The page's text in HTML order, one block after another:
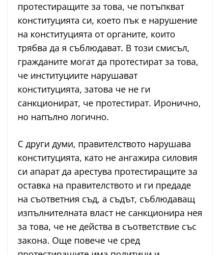
протестиращите за това, че потъпкват
конституцията си, което пък е нарушение
на конституцията от органите, които
трябва да я съблюдават. В този смисъл,
гражданите могат да протестират за това,
че институциите нарушават
конституцията, затова че не ги
санкционират, че протестират. Иронично,
но напълно логично.
С други думи, правителството нарушава
конституцията, като не ангажира силовия
си апарат да арестува протестиращите за
оставка на правителството и ги предаде
на съответния съд, а съдът, съблюдаващ
изпълнителната власт не санкционира нея
за това, че не действа в съответствие със
закона. Още повече че сред